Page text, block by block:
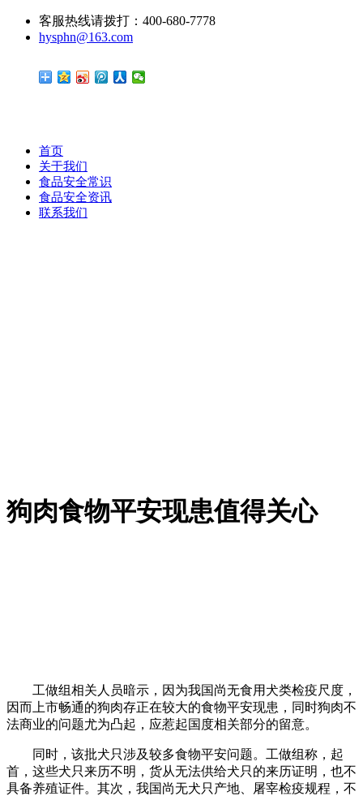
客服热线请拨打：400-680-7778
hysphn@163.com
首页
关于我们
食品安全常识
食品安全资讯
联系我们
狗肉食物平安现患值得关心
工做组相关人员暗示，因为我国尚无食用犬类检疫尺度，
因而上市畅通的狗肉存正在较大的食物平安现患，同时狗肉不
法商业的问题尤为凸起，应惹起国度相关部分的留意。
同时，该批犬只涉及较多食物平安问题。工做组称，起
首，这些犬只来历不明，货从无法供给犬只的来历证明，也不
具备养殖证件。其次，我国尚无犬只产地、屠宰检疫规程，不